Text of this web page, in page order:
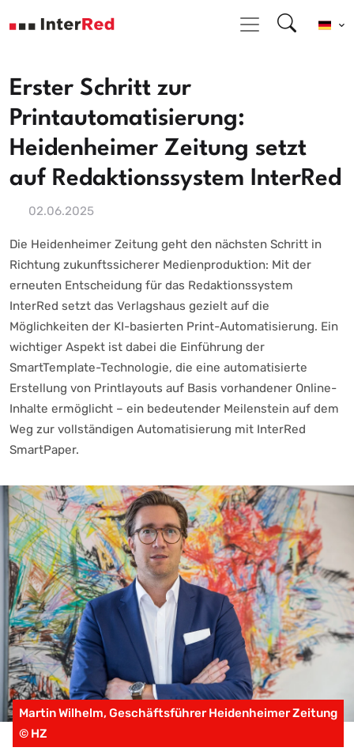
Erster Schritt zur
Printautomatisierung:
Heidenheimer Zeitung setzt
auf Redaktionssystem InterRed
02.06.2025
Die Heidenheimer Zeitung geht den nächsten Schritt in
Richtung zukunftssicherer Medienproduktion: Mit der
erneuten Entscheidung für das Redaktionssystem
InterRed setzt das Verlagshaus gezielt auf die
Möglichkeiten der KI-basierten Print-Automatisierung. Ein
wichtiger Aspekt ist dabei die Einführung der
SmartTemplate-Technologie, die eine automatisierte
Erstellung von Printlayouts auf Basis vorhandener Online-
Inhalte ermöglicht – ein bedeutender Meilenstein auf dem
Weg zur vollständigen Automatisierung mit InterRed
SmartPaper.
Martin Wilhelm, Geschäftsführer Heidenheimer Zeitung
© HZ